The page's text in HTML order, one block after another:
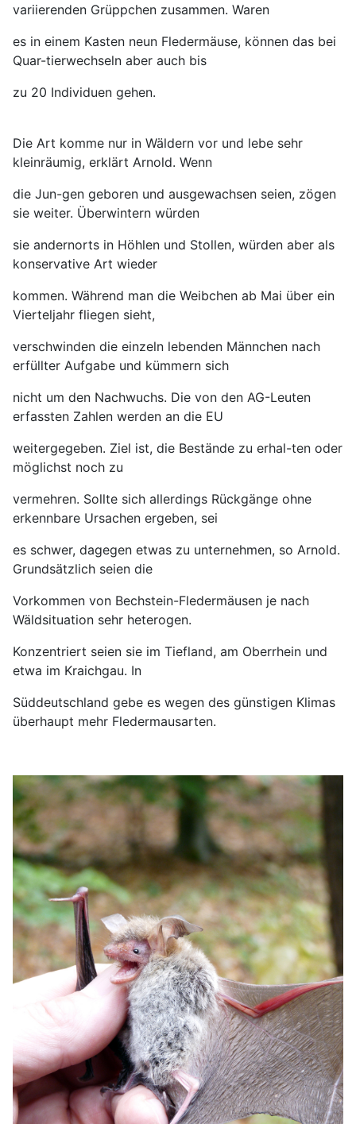
variierenden Grüppchen zusammen. Waren
es in einem Kasten neun Fledermäuse, können das bei
Quar-tierwechseln aber auch bis
zu 20 Individuen gehen.
Die Art komme nur in Wäldern vor und lebe sehr
kleinräumig, erklärt Arnold. Wenn
die Jun-gen geboren und ausgewachsen seien, zögen
sie weiter. Überwintern würden
sie andernorts in Höhlen und Stollen, würden aber als
konservative Art wieder
kommen. Während man die Weibchen ab Mai über ein
Vierteljahr fliegen sieht,
verschwinden die einzeln lebenden Männchen nach
erfüllter Aufgabe und kümmern sich
nicht um den Nachwuchs. Die von den AG-Leuten
erfassten Zahlen werden an die EU
weitergegeben. Ziel ist, die Bestände zu erhal-ten oder
möglichst noch zu
vermehren. Sollte sich allerdings Rückgänge ohne
erkennbare Ursachen ergeben, sei
es schwer, dagegen etwas zu unternehmen, so Arnold.
Grundsätzlich seien die
Vorkommen von Bechstein-Fledermäusen je nach
Wäldsituation sehr heterogen.
Konzentriert seien sie im Tiefland, am Oberrhein und
etwa im Kraichgau. In
Süddeutschland gebe es wegen des günstigen Klimas
überhaupt mehr Fledermausarten.